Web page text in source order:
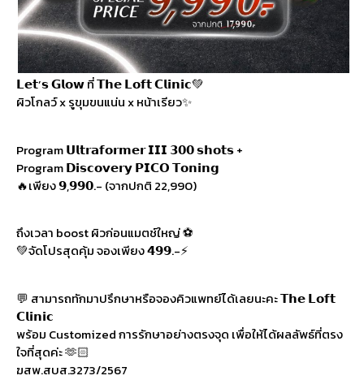
𝗟𝗲𝘁’𝘀 𝗚𝗹𝗼𝘄 ที่ 𝗧𝗵𝗲 𝗟𝗼𝗳𝘁 𝗖𝗹𝗶𝗻𝗶𝗰💚
ผิวโกลว์ x รูขุมขนแน่น x หน้าเรียว✨
Program 𝗨𝗹𝘁𝗿𝗮𝗳𝗼𝗿𝗺𝗲𝗿 𝗜𝗜𝗜 𝟯𝟬𝟬 𝘀𝗵𝗼𝘁𝘀 +
Program 𝗗𝗶𝘀𝗰𝗼𝘃𝗲𝗿𝘆 𝗣𝗜𝗖𝗢 𝗧𝗼𝗻𝗶𝗻𝗴
🔥เพียง 𝟵,𝟵𝟵𝟬.- (จากปกติ 22,990)
ถึงเวลา boost ผิวก่อนแมตช์ใหญ่ ⚽
💚จัดโปรสุดคุ้ม จองเพียง 𝟰𝟵𝟵.-⚡
💬 สามารถทักมาปรึกษาหรือจองคิวแพทย์ได้เลยนะคะ 𝗧𝗵𝗲 𝗟𝗼𝗳𝘁
𝗖𝗹𝗶𝗻𝗶𝗰
พร้อม Customized การรักษาอย่างตรงจุด เพื่อให้ได้ผลลัพธ์ที่ตรง
ใจที่สุดค่ะ 🫶🏻
ฆสพ.สบส.3273/2567